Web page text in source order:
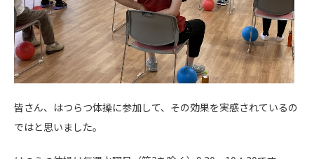
皆さん、はつらつ体操に参加して、その効果を実感されているの
ではと思いました。